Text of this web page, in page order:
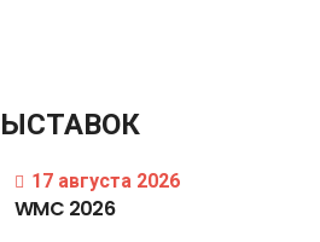
17 августа 2026
WMC 2026